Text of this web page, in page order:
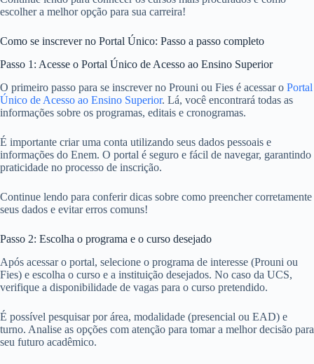
escolher a melhor opção para sua carreira!
Como se inscrever no Portal Único: Passo a passo completo
Passo 1: Acesse o Portal Único de Acesso ao Ensino Superior
O primeiro passo para se inscrever no Prouni ou Fies é acessar o Portal
Único de Acesso ao Ensino Superior. Lá, você encontrará todas as
informações sobre os programas, editais e cronogramas.
É importante criar uma conta utilizando seus dados pessoais e
informações do Enem. O portal é seguro e fácil de navegar, garantindo
praticidade no processo de inscrição.
Continue lendo para conferir dicas sobre como preencher corretamente
seus dados e evitar erros comuns!
Passo 2: Escolha o programa e o curso desejado
Após acessar o portal, selecione o programa de interesse (Prouni ou
Fies) e escolha o curso e a instituição desejados. No caso da UCS,
verifique a disponibilidade de vagas para o curso pretendido.
É possível pesquisar por área, modalidade (presencial ou EAD) e
turno. Analise as opções com atenção para tomar a melhor decisão para
seu futuro acadêmico.